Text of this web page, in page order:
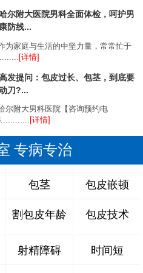
尔附大医院男科全面体检，呵护男
防线...
为家庭与生活的中坚力量，常常忙于
[详情]
发提问：包皮过长、包茎，到底要
刀?...
尔附大男科医院【咨询预约电
[详情]
专病专治
包茎
割包皮年龄
包皮嵌顿
包皮技术
射精障碍 时间短